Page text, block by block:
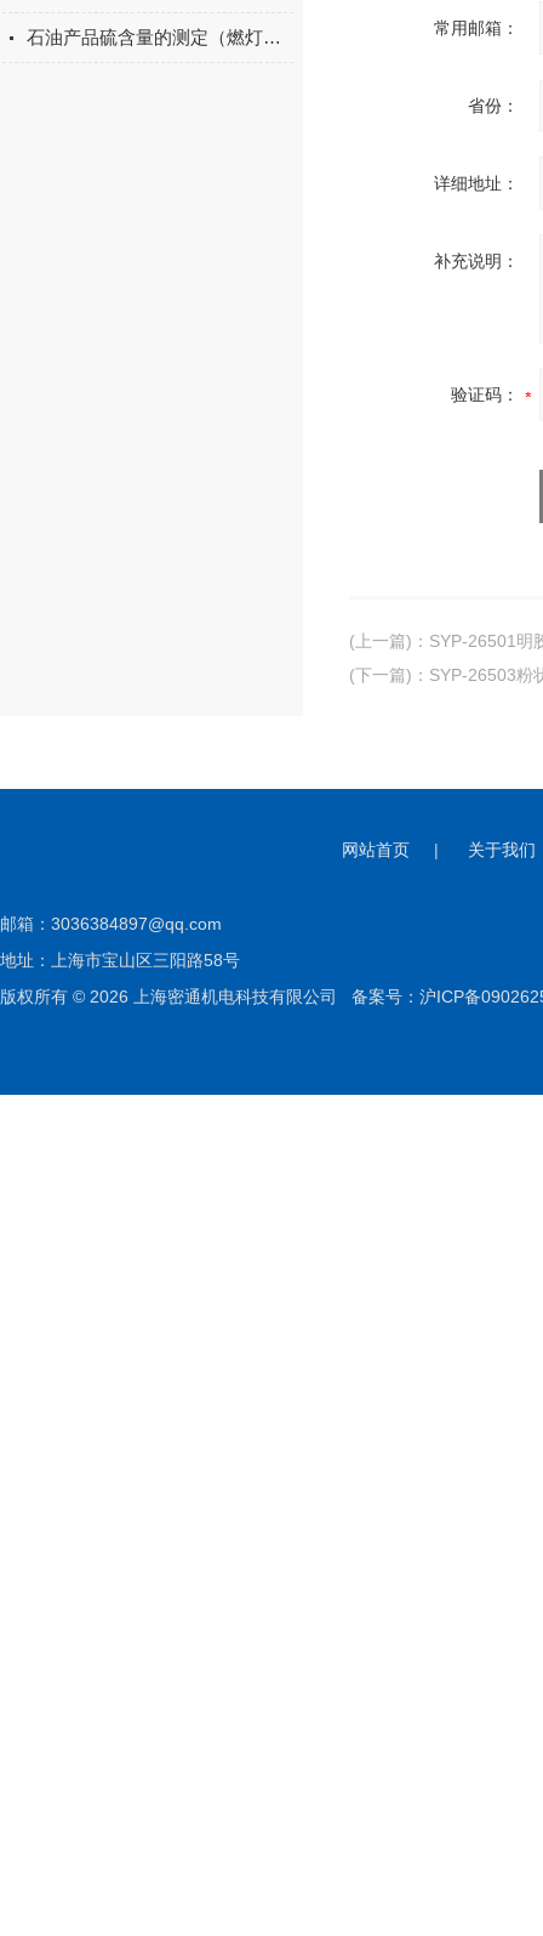
石油产品硫含量的测定（燃灯法）方案介绍 常用邮箱：
省份：
详细地址：
补充说明：
验证码：
(上一篇) ： SYP-26501明
(下一篇) ： SYP-26503粉
网站首页 | 关于我们
邮箱： 3036384897@qq.com
地址：上海市宝山区三阳路58号
版权所有 © 2026 上海密通机电科技有限公司 备案号：沪ICP备